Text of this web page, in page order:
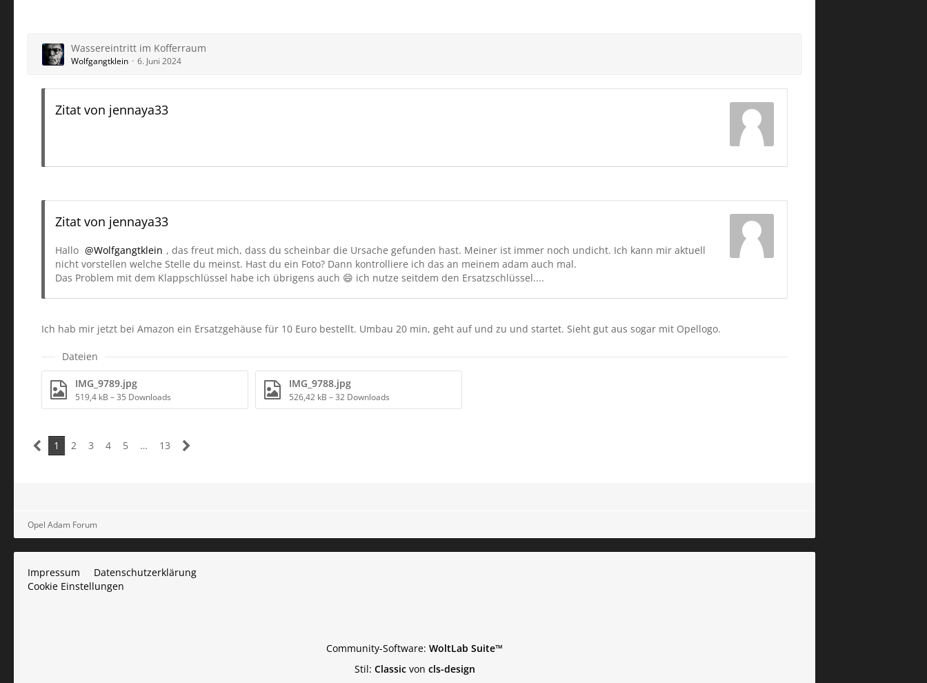
Wassereintritt im Kofferraum
Wolfgangtklein 6. Juni 2024
Zitat von jennaya33
Zitat von jennaya33
Hallo Wolfgangtklein , das freut mich, dass du scheinbar die Ursache gefunden hast. Meiner ist immer noch undicht. Ich kann mir aktuell
nicht vorstellen welche Stelle du meinst. Hast du ein Foto? Dann kontrolliere ich das an meinem adam auch mal.
Das Problem mit dem Klappschlüssel habe ich übrigens auch 😄 ich nutze seitdem den Ersatzschlüssel....
Ich hab mir jetzt bei Amazon ein Ersatzgehäuse für 10 Euro bestellt. Umbau 20 min, geht auf und zu und startet. Sieht gut aus sogar mit Opellogo.
Dateien
IMG_9789.jpg
519,4 kB – 35 Downloads
IMG_9788.jpg
526,42 kB – 32 Downloads
1 2 3 4 5 … 13
Opel Adam Forum
Impressum
Datenschutzerklärung
Cookie Einstellungen
Community-Software: WoltLab Suite™
Stil: Classicvon cls-design